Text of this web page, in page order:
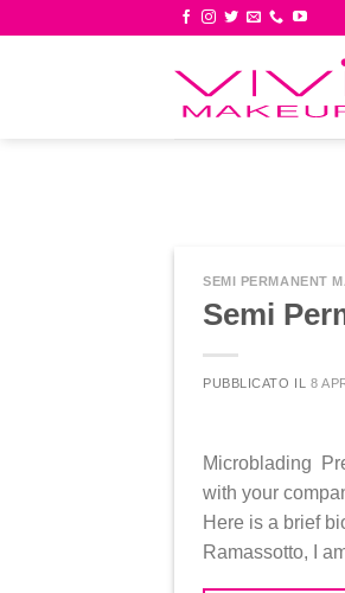
SEMI PERMANENT
Semi
PUBBLICATO IL 8
Microblading
with your
Here is a brief
Ramassotto, I